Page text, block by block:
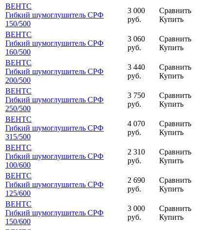
ВЕНТС
Гибкий шумоглушитель СРФ
150/500
3 000
руб.
Сравнить
Купить
ВЕНТС
Гибкий шумоглушитель СРФ
160/500
3 060
руб.
Сравнить
Купить
ВЕНТС
Гибкий шумоглушитель СРФ
200/500
3 440
руб.
Сравнить
Купить
ВЕНТС
Гибкий шумоглушитель СРФ
250/500
3 750
руб.
Сравнить
Купить
ВЕНТС
Гибкий шумоглушитель СРФ
315/500
4 070
руб.
Сравнить
Купить
ВЕНТС
Гибкий шумоглушитель СРФ
100/600
2 310
руб.
Сравнить
Купить
ВЕНТС
Гибкий шумоглушитель СРФ
125/600
2 690
руб.
Сравнить
Купить
ВЕНТС
Гибкий шумоглушитель СРФ
150/600
3 000
руб.
Сравнить
Купить